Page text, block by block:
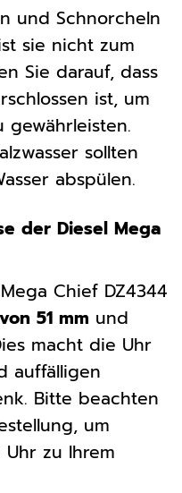
und Schnorcheln
sie nicht zum
Sie darauf, dass
ist, um
gewährleisten.
sollten
abspülen.
der Diesel Mega
Chief DZ4344
51 mm und
macht die Uhr
auffälligen
Bitte beachten
um
zu Ihrem